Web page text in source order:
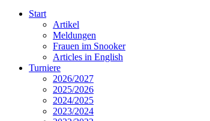
Start
Artikel
Meldungen
Frauen im Snooker
Articles in English
Turniere
2026/2027
2025/2026
2024/2025
2023/2024